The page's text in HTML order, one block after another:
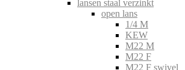
lansen staal verzinkt
open lans
1/4 M
KEW
M22 M
M22 F
M22 F swivel